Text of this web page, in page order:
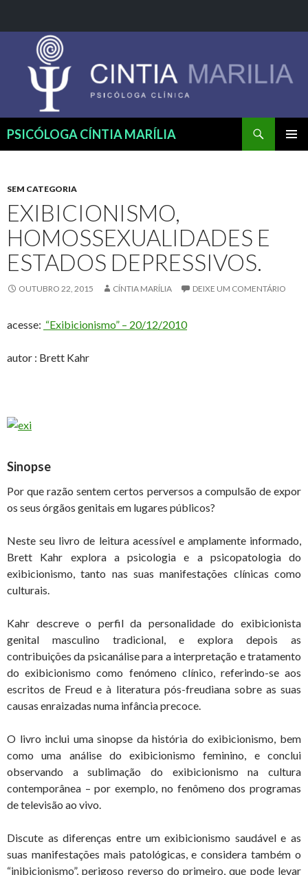
PSICÓLOGA CÍNTIA MARÍLIA
Pesquisar
CONTEÚDO
SEM CATEGORIA
EXIBICIONISMO,
HOMOSSEXUALIDADES E
ESTADOS DEPRESSIVOS.
OUTUBRO 22, 2015 CÍNTIA MARÍLIA DEIXE UM COMENTÁRIO
acesse: “Exibicionismo” – 20/12/2010
autor : Brett Kahr
Sinopse
Por que razão sentem certos perversos a compulsão de expor
os seus órgãos genitais em lugares públicos?
Neste seu livro de leitura acessível e amplamente informado,
Brett Kahr explora a psicologia e a psicopatologia do
exibicionismo, tanto nas suas manifestações clínicas como
culturais.
Kahr descreve o perfil da personalidade do exibicionista
genital masculino tradicional, e explora depois as
contribuições da psicanálise para a interpretação e tratamento
do exibicionismo como fenómeno clínico, referindo-se aos
escritos de Freud e à literatura pós-freudiana sobre as suas
causas enraizadas numa infância precoce.
O livro inclui uma sinopse da história do exibicionismo, bem
como uma análise do exibicionismo feminino, e conclui
observando a sublimação do exibicionismo na cultura
contemporânea – por exemplo, no fenômeno dos programas
de televisão ao vivo.
Discute as diferenças entre um exibicionismo saudável e as
suas manifestações mais patológicas, e considera também o
“inibicionismo”, perigoso reverso do primeiro, que pode levar